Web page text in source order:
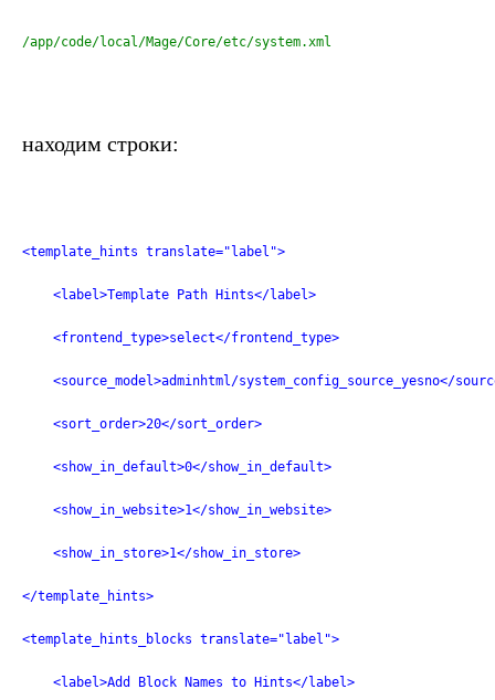
/app/code/local/Mage/Core/etc/system.xml
находим строки:
<template_hints translate="label">
    <label>Template Path Hints</label>
    <frontend_type>select</frontend_type>
<source_model>adminhtml/system_config_source_yesno</
    <sort_order>20</sort_order>
    <show_in_default>0</show_in_default>
    <show_in_website>1</show_in_website>
    <show_in_store>1</show_in_store>
</template_hints>
<template_hints_blocks translate="label">
    <label>Add Block Names to Hints</label>